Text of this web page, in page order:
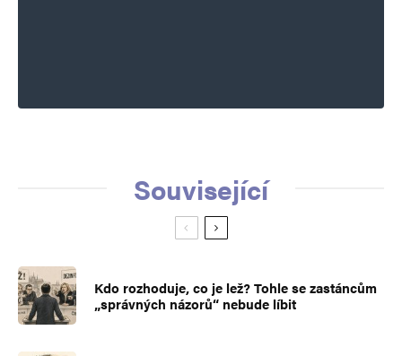
Související
Kdo rozhoduje, co je lež? Tohle se zastáncům
„správných názorů“ nebude líbit